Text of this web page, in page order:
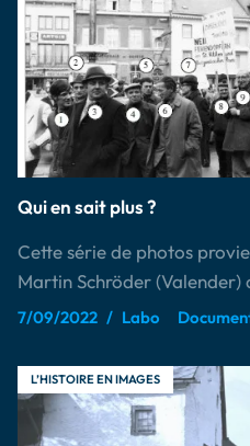
Qui en sait plus ?
Cette série de photos
Martin Schröder (Valender)
7/09/2022 Labo
L’HISTOIRE EN IMAGES